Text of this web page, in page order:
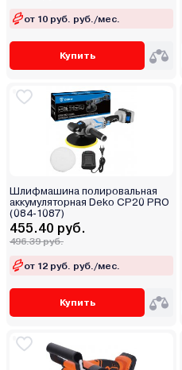
от 10 руб. руб./мес.
Купить
Шлифмашина полировальная
аккумуляторная Deko CP20 PRO
(084-1087)
455.40 руб.
496.39 руб.
от 12 руб. руб./мес.
Купить